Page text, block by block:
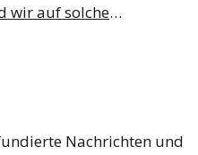
wir auf solche
Nachrichten und